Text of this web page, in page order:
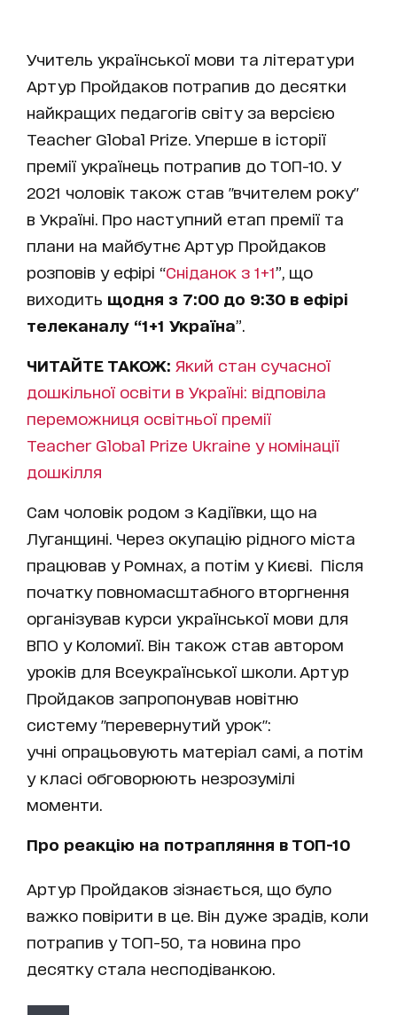
Учитель української мови та літератури
Артур Пройдаков потрапив до десятки
найкращих педагогів світу за версією
Teacher Global Prize. Уперше в історії
премії українець потрапив до ТОП-10. У
2021 чоловік також став "вчителем року"
в Україні. Про наступний етап премії та
плани на майбутнє Артур Пройдаков
розповів у ефірі “Сніданок з 1+1”, що
виходить щодня з 7:00 до 9:30 в ефірі
телеканалу “1+1 Україна”.
ЧИТАЙТЕ ТАКОЖ: Який стан сучасної
дошкільної освіти в Україні: відповіла
переможниця освітньої премії
Teacher Global Prize Ukraine у номінації
дошкілля
Сам чоловік родом з Кадіївки, що на
Луганщині. Через окупацію рідного міста
працював у Ромнах, а потім у Києві. Після
початку повномасштабного вторгнення
організував курси української мови для
ВПО у Коломиї. Він також став автором
уроків для Всеукраїнської школи. Артур
Пройдаков запропонував новітню
систему "перевернутий урок":
учні опрацьовують матеріал самі, а потім
у класі обговорюють незрозумілі
моменти.
Про реакцію на потрапляння в ТОП-10
Артур Пройдаков зізнається, що було
важко повірити в це. Він дуже зрадів, коли
потрапив у ТОП-50, та новина про
десятку стала несподіванкою.